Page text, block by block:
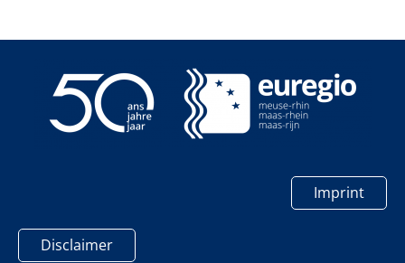
Imprint
Disclaimer